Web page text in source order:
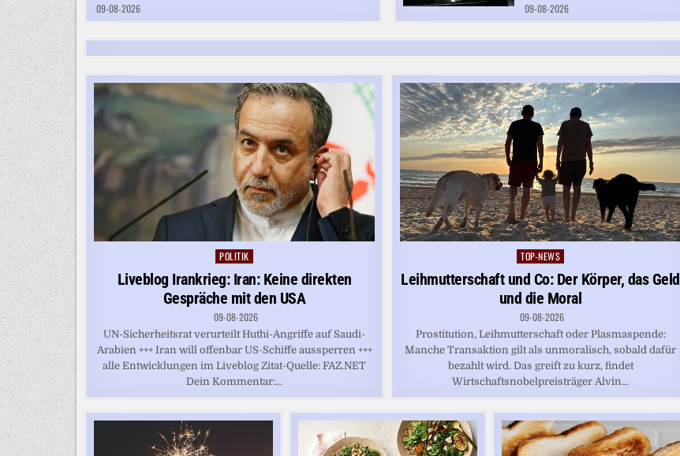
09-08-2026 09-08-2026
Posted
POLITIK
Liveblog Irankrieg: Iran: Keine direkten
Gespräche mit den USA
09-08-2026
UN-Sicherheitsrat verurteilt Huthi-Angriffe auf Saudi-
Arabien +++ Iran will offenbar US-Schiffe aussperren +++
alle Entwicklungen im Liveblog Zitat-Quelle: FAZ.NET
Dein Kommentar:...
Posted
TOP-NEWS
Leihmutterschaft und Co: Der Körper, das Geld
und die Moral
09-08-2026
Prostitution, Leihmutterschaft oder Plasmaspende:
Manche Transaktion gilt als unmoralisch, sobald dafür
bezahlt wird. Das greift zu kurz, findet
Wirtschaftsnobelpreisträger Alvin...